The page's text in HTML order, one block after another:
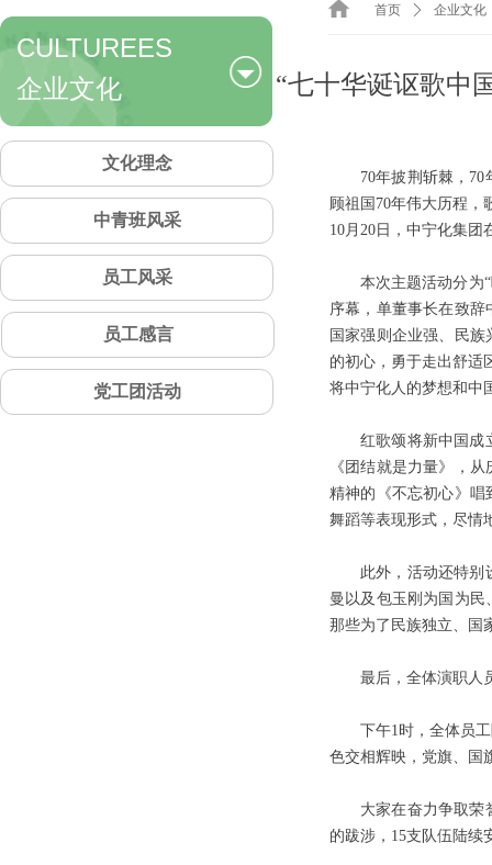
“七十华诞讴歌中
70年披荆斩棘，
顾祖国70年伟大历程，
10月20日，中宁化集团
本次主题活动分为
序幕，单董事长在致
国家强则企业强、民
的初心，勇于走出舒适
将中宁化人的梦想和中
红歌颂将新中国成
《团结就是力量》，
精神的《不忘初心》
舞蹈等表现形式，尽情
此外，活动还特别
曼以及包玉刚为国为
那些为了民族独立、国
最后，全体演职人
下午1时，全体员
色交相辉映，党旗、国
大家在奋力争取荣
的跋涉，15支队伍陆续
首页 ꄲ 企业文化
CULTUREES
企业文化
文化理念
员工风采
党工团活动
员工感言
中青班风采